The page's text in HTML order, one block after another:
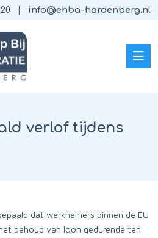
info@ehba-hardenberg.nl
verlof tijdens
dat werknemers binnen de EU
behoud van loon gedurende ten